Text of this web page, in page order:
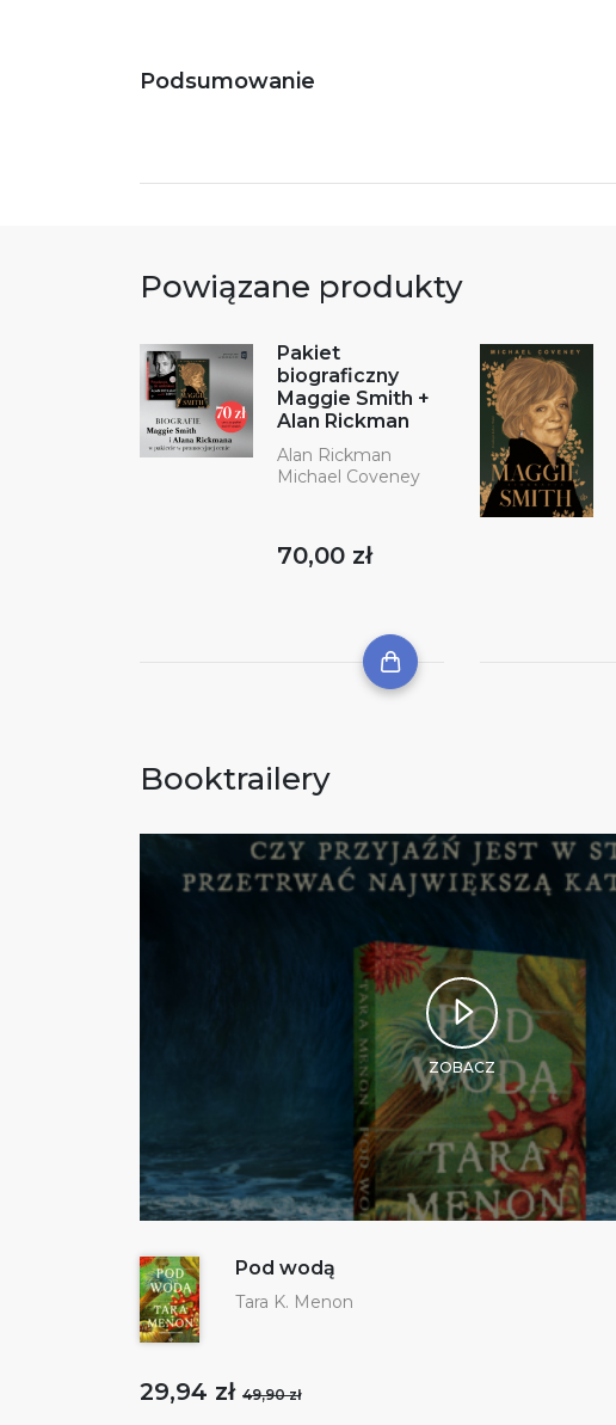
Podsumowanie
Powiązane produkty
Pakiet
biograficzny
Maggie Smith +
Alan Rickman
Alan Rickman
Michael Coveney
70,00 zł
Booktrailery
ZOBACZ
Pod wodą
Tara K. Menon
29,94 zł 49,90 zł